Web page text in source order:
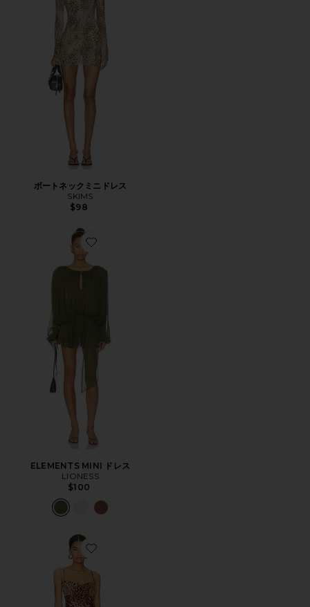
ボートネックミニドレス
SKIMS
$98
Favorite ELEMENTS MINI ドレス
ELEMENTS MINI ドレス
LIONESS
$100
Favorite DEX ドレス